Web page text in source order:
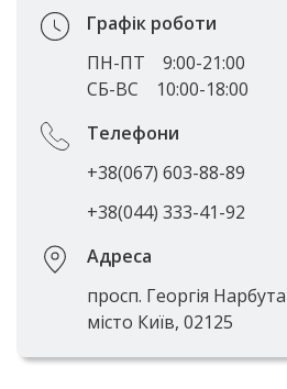
Графік роботи
ПН-ПТ
9:00-21:00
СБ-ВС
10:00-18:00
Телефони
+38(067) 603-88-89
+38(044) 333-41-92
Адреса
просп. Георгія
місто Київ, 02125